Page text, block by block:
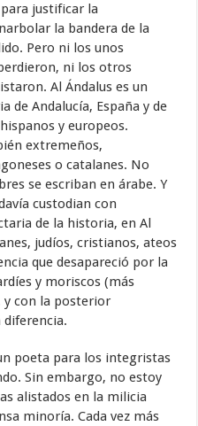
justificar la
la bandera de la
Pero ni los unos
ni los otros
Al Ándalus es un
de Andalucía, España y de
y europeos.
extremeños,
o catalanes. No
se escriban en árabe. Y
custodian con
de la historia, en Al
judíos, cristianos, ateos
que desapareció por la
y moriscos (más
y con la posterior
diferencia.
poeta para los integristas
Sin embargo, no estoy
alistados en la milicia
minoría. Cada vez más